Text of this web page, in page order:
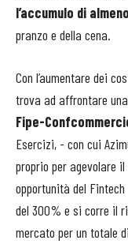
l’accumulo di
pranzo e della cena.
Con l’aumentare dei
trova ad affrontare
Fipe-
Esercizi, - con cui
proprio per agevolare
opportunità del
del 300% e si corre il
mercato per un totale